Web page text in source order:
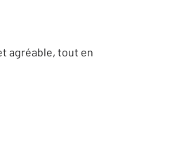
agréable, tout en